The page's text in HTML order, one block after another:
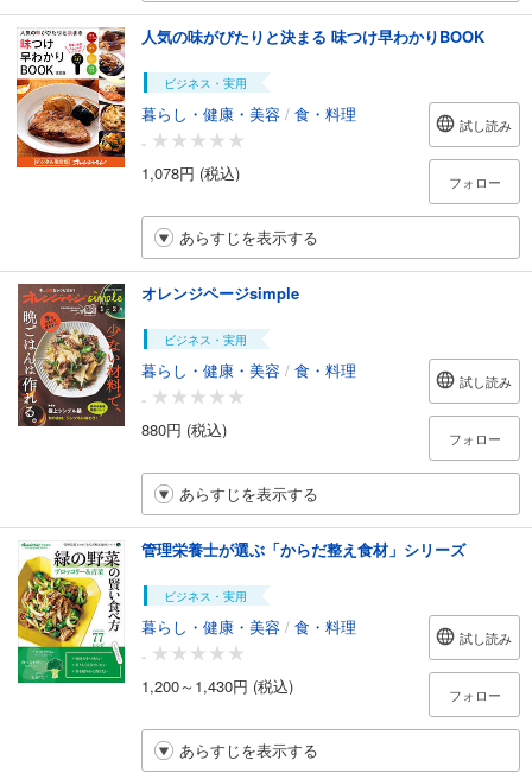
人気の味がぴたりと決まる 味つけ早わかりBOOK
ビジネス・実用
暮らし・健康・美容 / 食・料理
-
1,078円 (税込)
試し読み
フォロー
あらすじを表示する
オレンジページsimple
ビジネス・実用
暮らし・健康・美容 / 食・料理
-
880円 (税込)
試し読み
フォロー
あらすじを表示する
管理栄養士が選ぶ「からだ整え食材」シリーズ
ビジネス・実用
暮らし・健康・美容 / 食・料理
-
1,200～1,430円 (税込)
試し読み
フォロー
あらすじを表示する